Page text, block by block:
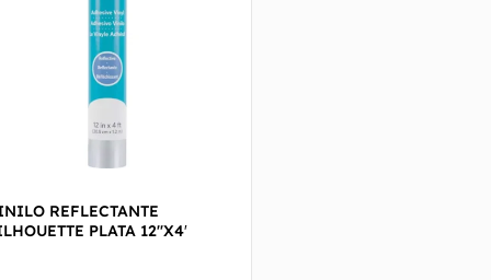
REFLECTANTE
PLATA 12″X4′